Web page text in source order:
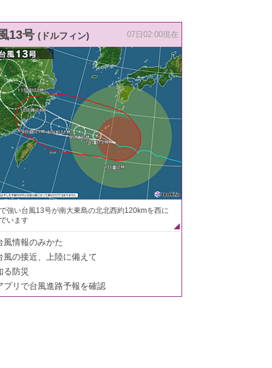
13号 (ドルフィン) 07日02:00現在
強い台風13号が南大東島の北北西約120kmを西に
います
風情報のみかた
風の接近、上陸に備えて
る防災
プリで台風進路予報を確認